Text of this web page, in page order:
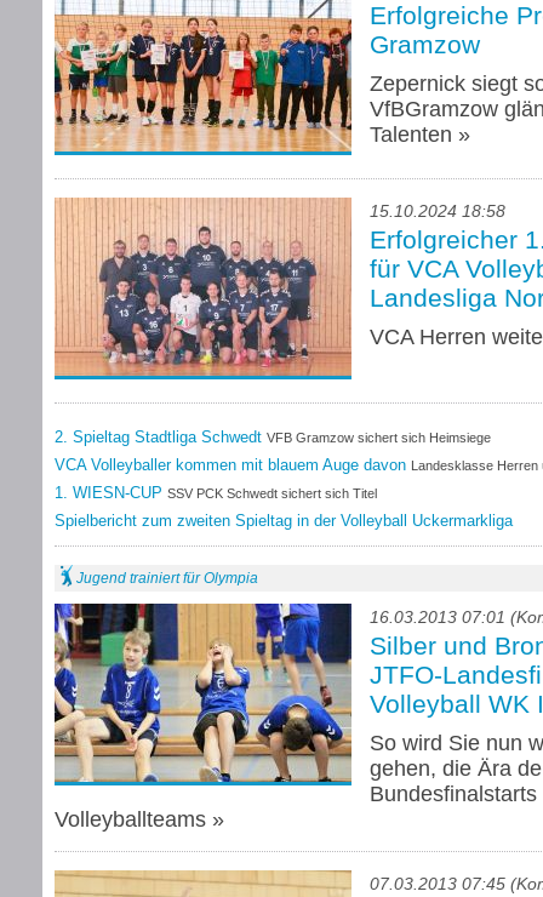
Erfolgreiche
Gramzow
Zepernick siegt
VfBGramzow
Talenten »
15.10.2024 18:58
Erfolgreicher
für VCA
Landesliga
VCA Herren
2. Spieltag Stadtliga Schwedt VFB Gramzow sichert sich Heimsiege
VCA Volleyballer kommen mit blauem Auge davon Landesklasse Herren
1. WIESN-CUP SSV PCK Schwedt sichert sich Titel
Spielbericht zum zweiten Spieltag in der Volleyball Uckermarkliga
Jugend trainiert für Olympia
16.03.2013 07:01
Silber und
JTFO-
Volleyball WK
So wird Sie nun
gehen, die Ära
Volleyballteams »
07.03.2013 07:45